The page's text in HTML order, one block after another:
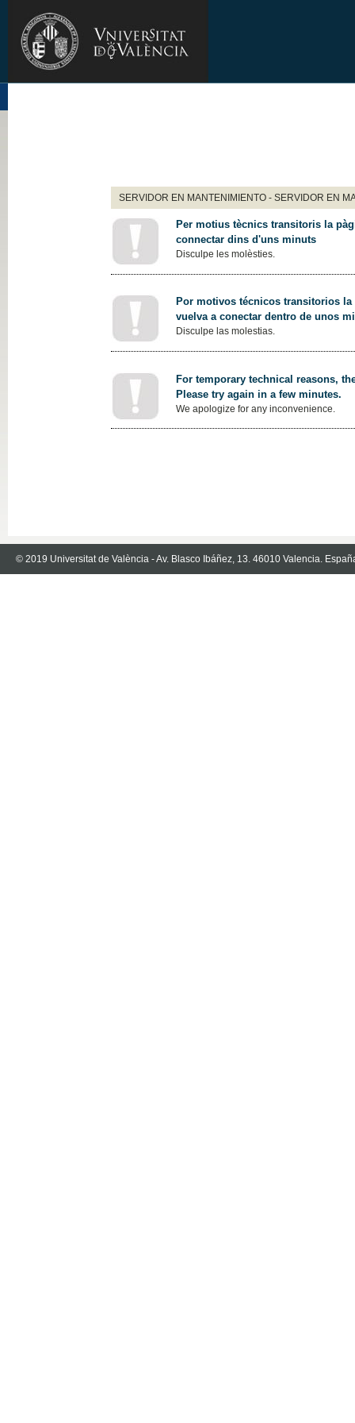
SERVIDOR EN MANTENIMIENTO - SERVIDOR EN
Per motius tècnics transitoris la
connectar dins d'uns minuts
Disculpe les molèsties.
Por motivos técnicos transitorios
vuelva a conectar dentro de unos
Disculpe las molestias.
For temporary technical reasons,
Please try again in a few minutes.
We apologize for any inconvenience.
© 2019 Universitat de València - Av. Blasco Ibáñez, 13. 46010 Valencia.